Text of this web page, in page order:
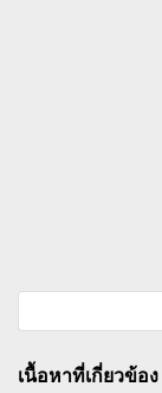
เนื้อหาที่เกี่ยวข้อง